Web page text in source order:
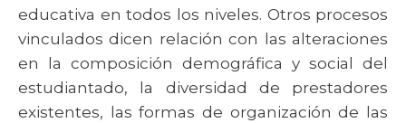
educativa en todos los niveles. Otros procesos
vinculados dicen relación con las alteraciones
en la composición demográfica y social del
estudiantado, la diversidad de prestadores
existentes, las formas de organización de las